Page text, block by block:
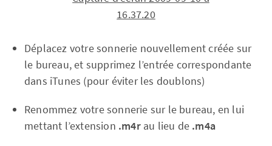
Déplacez votre sonnerie nouvellement créée sur
le bureau, et supprimez l’entrée correspondante
dans iTunes (pour éviter les doublons)
Renommez votre sonnerie sur le bureau, en lui
mettant l’extension .m4rau lieu de .m4a